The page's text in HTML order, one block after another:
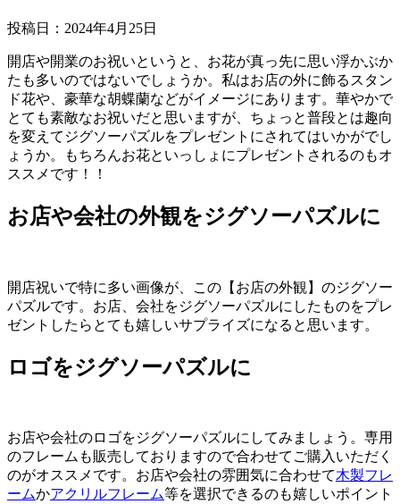
投稿日： 2024年4月25日
開店や開業のお祝いというと、お花が真っ先に思い浮かぶか
たも多いのではないでしょうか。私はお店の外に飾るスタン
ド花や、豪華な胡蝶蘭などがイメージにあります。華やかで
とても素敵なお祝いだと思いますが、ちょっと普段とは趣向
を変えてジグソーパズルをプレゼントにされてはいかがでし
ょうか。もちろんお花といっしょにプレゼントされるのもオ
ススメです！！
お店や会社の外観をジグソーパズルに
開店祝いで特に多い画像が、この【お店の外観】のジグソー
パズルです。お店、会社をジグソーパズルにしたものをプレ
ゼントしたらとても嬉しいサプライズになると思います。
ロゴをジグソーパズルに
お店や会社のロゴをジグソーパズルにしてみましょう。専用
のフレームも販売しておりますので合わせてご購入いただく
のがオススメです。お店や会社の雰囲気に合わせて木製フレ
ームかアクリルフレーム等を選択できるのも嬉しいポイント